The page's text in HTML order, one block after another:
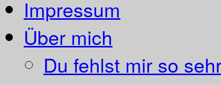
Impressum
Über mich
Du fehlst mir so